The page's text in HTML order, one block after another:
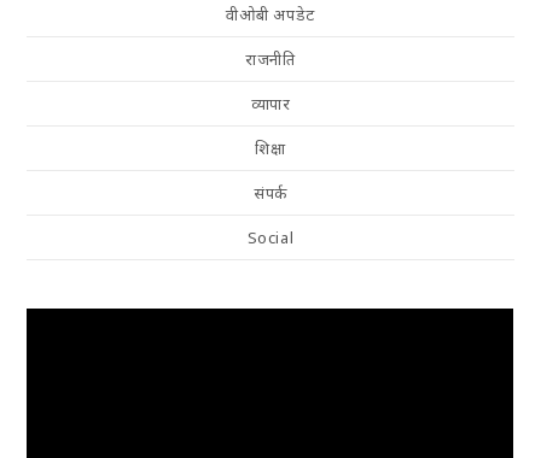
वीओबी अपडेट
राजनीति
व्यापार
शिक्षा
संपर्क
Social